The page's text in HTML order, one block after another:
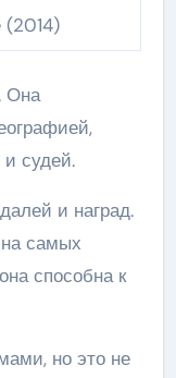
(2014)
Она
судей.
и наград.
самых
способна к
но это не